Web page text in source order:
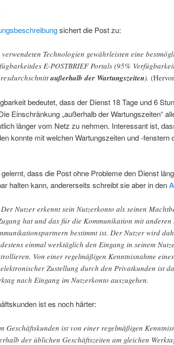
sichert die Post zu:
Technologien gewährleisten eine
E-POSTBRIEF Portals (95%
außerhalb der Wartungszeiten).
bedeutet, dass der Dienst 18 Tage und 6
Einschränkung „außerhalb der Wartungszeiten“
länger vom Netz zu nehmen. Interessant ist,
konnte mit welchen Wartungszeiten und -fenstern
dass die Post ohne Probleme den Dienst
halten kann, andererseits schreibt sie aber in den
Nutzer erkennt sein Nutzerkonto als seinen
hat und das für die Kommunikation mit anderen
bestimmt ist. Der Nutzer wird
einmal werktäglich den Eingang in seinem
Von einer regelmäßigen Kenntnisnahme
Zustellung durch den Privatkunden ist
nach Eingang im Nutzerkonto auszugehen.
ist es noch härter:
Geschäftskunden ist von einer regelmäßigen
der üblichen Geschäftszeiten am gleichen